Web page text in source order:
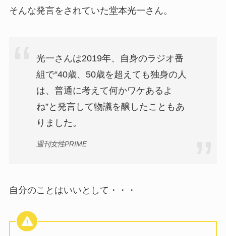
そんな発言をされていた堂本光一さん。
光一さんは2019年、自身のラジオ番
組で“40歳、50歳を超えても独身の人
は、普通に考えて何かワケあるよ
ね”と発言して物議を醸したこともあ
りました。
週刊女性PRIME
自分のことはいいとして・・・